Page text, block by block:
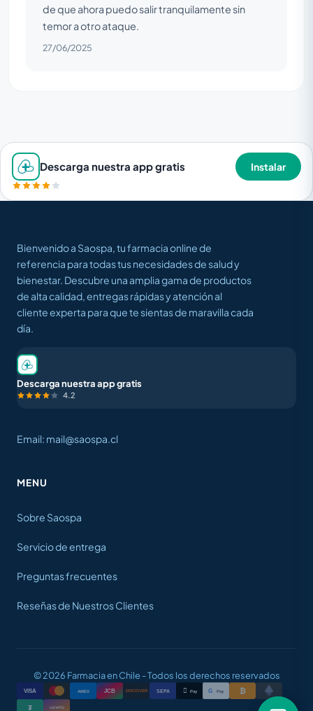
de que ahora puedo salir tranquilamente sin
temor a otro ataque.
27/06/2025
Descarga nuestra app gratis Instalar
Bienvenido a Saospa, tu farmacia online de
referencia para todas tus necesidades de salud y
bienestar. Descubre una amplia gama de productos
de alta calidad, entregas rápidas y atención al
cliente experta para que te sientas de maravilla cada
día.
Descarga nuestra app gratis
4.2
Email: mail@saospa.cl
MENU
Sobre Saospa
Servicio de entrega
Preguntas frecuentes
Reseñas de Nuestros Clientes
© 2026 Farmacia en Chile - Todos los derechos reservados
VISA AMEX JCB DISCOVER SEPA  Pay G Pay ₿
₮ CRYPTO